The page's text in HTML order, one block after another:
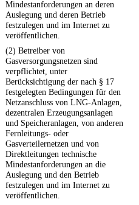
Mindestanforderungen an deren
Auslegung und deren Betrieb
festzulegen und im Internet zu
veröffentlichen.
(2) Betreiber von
Gasversorgungsnetzen sind
verpflichtet, unter
Berücksichtigung der nach § 17
festgelegten Bedingungen für den
Netzanschluss von LNG-Anlagen,
dezentralen Erzeugungsanlagen
und Speicheranlagen, von anderen
Fernleitungs- oder
Gasverteilernetzen und von
Direktleitungen technische
Mindestanforderungen an die
Auslegung und den Betrieb
festzulegen und im Internet zu
veröffentlichen.